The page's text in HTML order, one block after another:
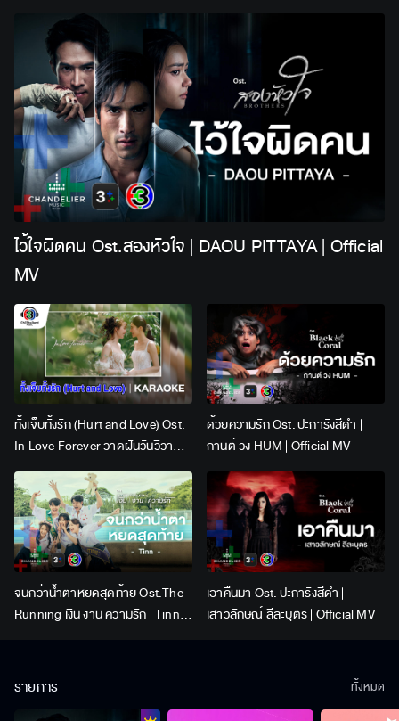
ไว้ใจผิดคน Ost.สองหัวใจ | DAOU PITTAYA | Official
MV
ทั้งเจ็บทั้งรัก (Hurt and Love) Ost.
In Love Forever วาดฝันวันวิวาห์ |
Lingling Kwong x Orm
Kornnaphat | Official Karaoke
ด้วยความรัก Ost. ปะการังสีดำ |
กานต์ วง HUM | Official MV
จนกว่าน้ำตาหยดสุดท้าย Ost.The
Running เงิน งาน ความรัก | Tinn |
เอาคืนมา Ost. ปะการังสีดำ |
เสาวลักษณ์ ลีละบุตร | Official MV
รายการ ทั้งหมด